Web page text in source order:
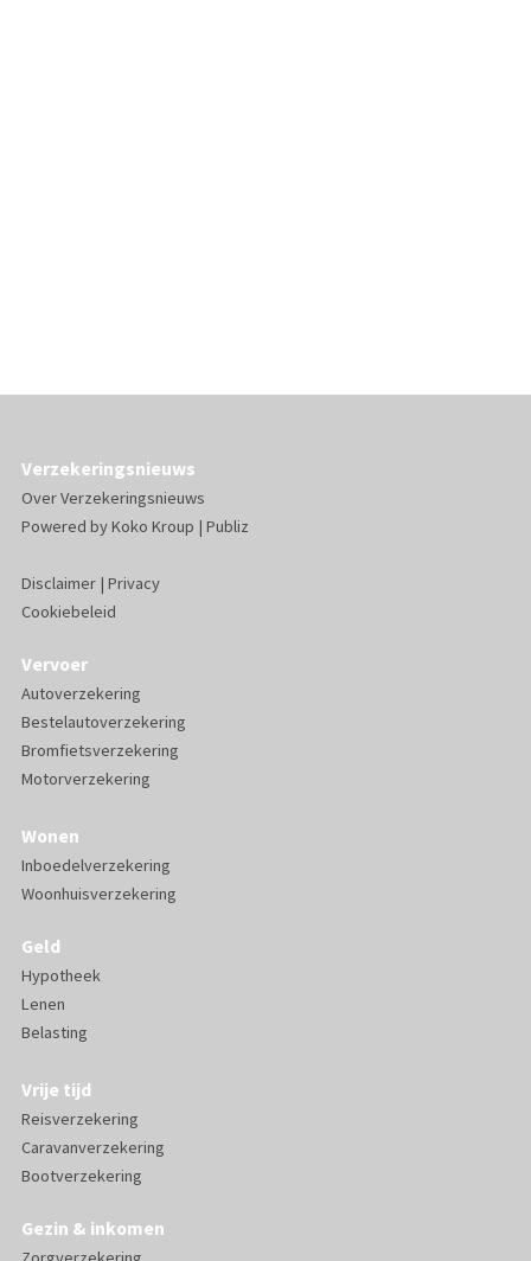
Verzekeringsnieuws
Over Verzekeringsnieuws
Powered byKoko Kroup | Publiz
Disclaimer| Privacy
Cookiebeleid
Vervoer
Autoverzekering
Bestelautoverzekering
Bromfietsverzekering
Motorverzekering
Wonen
Inboedelverzekering
Woonhuisverzekering
Geld
Hypotheek
Lenen
Belasting
Vrije tijd
Reisverzekering
Caravanverzekering
Bootverzekering
Gezin & inkomen